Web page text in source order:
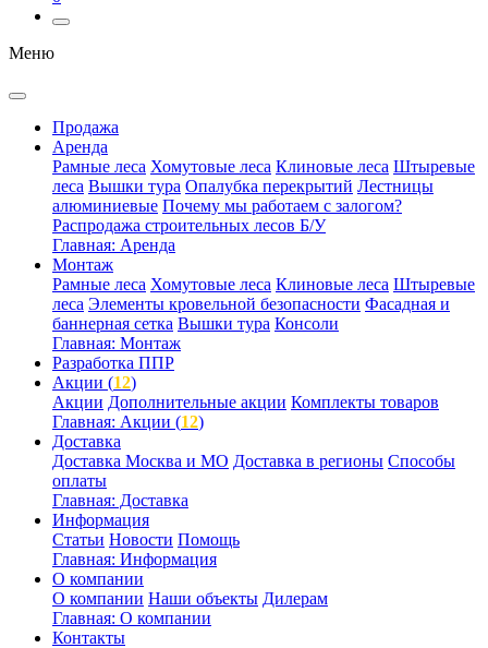
Меню
Продажа
Аренда
Рамные леса Хомутовые леса Клиновые леса Штыревые
леса Вышки тура Опалубка перекрытий Лестницы
алюминиевые Почему мы работаем с залогом?
Распродажа строительных лесов Б/У
Главная: Аренда
Монтаж
Рамные леса Хомутовые леса Клиновые леса Штыревые
леса Элементы кровельной безопасности Фасадная и
баннерная сетка Вышки тура Консоли
Главная: Монтаж
Разработка ППР
Акции (12)
Акции Дополнительные акции Комплекты товаров
Главная: Акции (12)
Доставка
Доставка Москва и МО Доставка в регионы Способы
оплаты
Главная: Доставка
Информация
Статьи Новости Помощь
Главная: Информация
О компании
О компании Наши объекты Дилерам
Главная: О компании
Контакты